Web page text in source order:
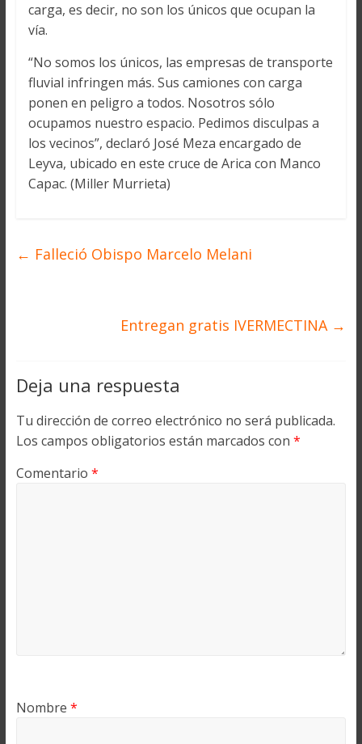
carga, es decir, no son los únicos que ocupan la
vía.
“No somos los únicos, las empresas de transporte
fluvial infringen más. Sus camiones con carga
ponen en peligro a todos. Nosotros sólo
ocupamos nuestro espacio. Pedimos disculpas a
los vecinos”, declaró José Meza encargado de
Leyva, ubicado en este cruce de Arica con Manco
Capac. (Miller Murrieta)
← Falleció Obispo Marcelo Melani
Entregan gratis IVERMECTINA →
Deja una respuesta
Tu dirección de correo electrónico no será publicada.
Los campos obligatorios están marcados con *
Comentario *
Nombre *